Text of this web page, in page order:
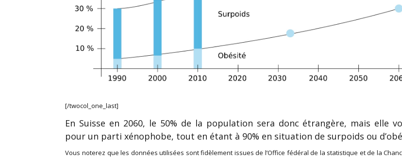
[/twocol_one_last]
En Suisse en 2060, le 50% de la population sera donc étrangère, mais elle
pour un parti xénophobe, tout en étant à 90% en situation de surpoids ou
Vous noterez que les données utilisées sont fidèlement issues de l’Office fédéral de la statistique et de la